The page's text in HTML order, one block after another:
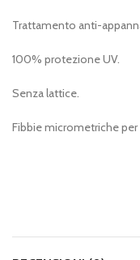
Trattamento anti-
100% protezione UV.
Senza lattice.
Fibbie micrometriche per